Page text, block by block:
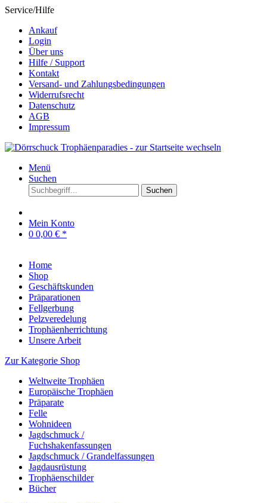
Service/Hilfe
Ankauf
Login
Über uns
Hilfe / Support
Kontakt
Versand- und Zahlungsbedingungen
Widerrufsrecht
Datenschutz
AGB
Impressum
Menü
Suchen
Suchen
Mein Konto
0 0,00 € *
Home
Shop
Geschäftskunden
Präparationen
Fellgerbung
Pelzveredelung
Trophäenherrichtung
Unsere Arbeit
Zur Kategorie Shop
Weltweite Trophäen
Europäische Trophäen
Präparate
Felle
Wohnideen
Jagdschmuck /
Fuchshakenfassungen
Jagdschmuck / Grandelfassungen
Jagdausrüstung
Trophäenschilder
Bücher